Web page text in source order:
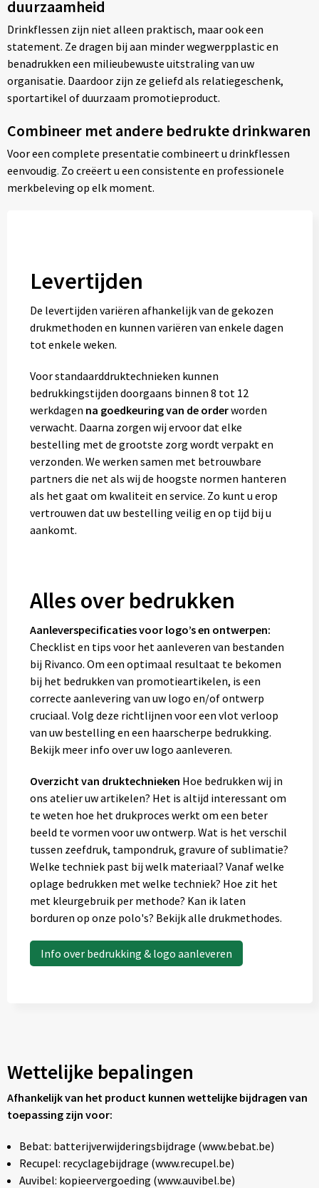
duurzaamheid
Drinkflessen zijn niet alleen praktisch, maar ook een
statement. Ze dragen bij aan minder wegwerpplastic en
benadrukken een milieubewuste uitstraling van uw
organisatie. Daardoor zijn ze geliefd als relatiegeschenk,
sportartikel of duurzaam promotieproduct.
Combineer met andere bedrukte drinkwaren
Voor een complete presentatie combineert u drinkflessen
eenvoudig. Zo creëert u een consistente en professionele
merkbeleving op elk moment.
Levertijden
De levertijden variëren afhankelijk van de gekozen
drukmethoden en kunnen variëren van enkele dagen
tot enkele weken.
Voor standaarddruktechnieken kunnen
bedrukkingstijden doorgaans binnen 8 tot 12
werkdagen na goedkeuring van de orderworden
verwacht. Daarna zorgen wij ervoor dat elke
bestelling met de grootste zorg wordt verpakt en
verzonden. We werken samen met betrouwbare
partners die net als wij de hoogste normen hanteren
als het gaat om kwaliteit en service. Zo kunt u erop
vertrouwen dat uw bestelling veilig en op tijd bij u
aankomt.
Alles over bedrukken
Aanleverspecificaties voor logo’s en ontwerpen:
Checklist en tips voor het aanleveren van bestanden
bij Rivanco. Om een optimaal resultaat te bekomen
bij het bedrukken van promotieartikelen, is een
correcte aanlevering van uw logo en/of ontwerp
cruciaal. Volg deze richtlijnen voor een vlot verloop
van uw bestelling en een haarscherpe bedrukking.
Bekijk meer info over uw logo aanleveren.
Overzicht van druktechnieken Hoe bedrukken wij in
ons atelier uw artikelen? Het is altijd interessant om
te weten hoe het drukproces werkt om een beter
beeld te vormen voor uw ontwerp. Wat is het verschil
tussen zeefdruk, tampondruk, gravure of sublimatie?
Welke techniek past bij welk materiaal? Vanaf welke
oplage bedrukken met welke techniek? Hoe zit het
met kleurgebruik per methode? Kan ik laten
borduren op onze polo's? Bekijk alle drukmethodes.
Info over bedrukking & logo aanleveren
Wettelijke bepalingen
Afhankelijk van het product kunnen wettelijke bijdragen van
toepassing zijn voor:
Bebat: batterijverwijderingsbijdrage (www.bebat.be)
Recupel: recyclagebijdrage (www.recupel.be)
Auvibel: kopieervergoeding (www.auvibel.be)